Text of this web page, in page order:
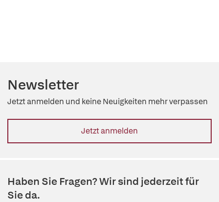
Newsletter
Jetzt anmelden und keine Neuigkeiten mehr verpassen
Jetzt anmelden
Haben Sie Fragen? Wir sind jederzeit für
Sie da.